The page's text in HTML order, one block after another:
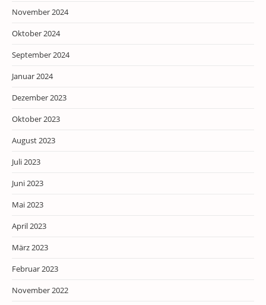
November 2024
Oktober 2024
September 2024
Januar 2024
Dezember 2023
Oktober 2023
August 2023
Juli 2023
Juni 2023
Mai 2023
April 2023
März 2023
Februar 2023
November 2022